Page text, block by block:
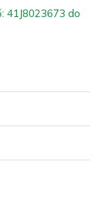
Heat
tập luyện đến
Nhà Thuốc
Aqua
41J8023673 do